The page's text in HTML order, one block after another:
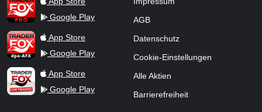
Google Play
TraderFox dpa-AFX ProFeed
App Store
Google Play
TraderFox Live Trading
App Store
Google Play
AGB
Datenschutz
Cookie-Einstellungen
Alle Aktien
Barrierefreiheit